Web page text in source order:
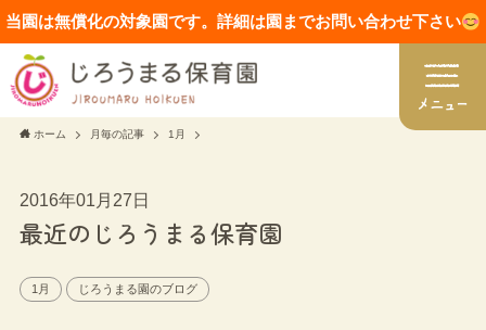
当園は無償化の対象園です。詳細は園までお問い合わせ下さい
ホーム 月毎の記事 1月
2016年01月27日
最近のじろうまる保育園
1月 じろうまる園のブログ